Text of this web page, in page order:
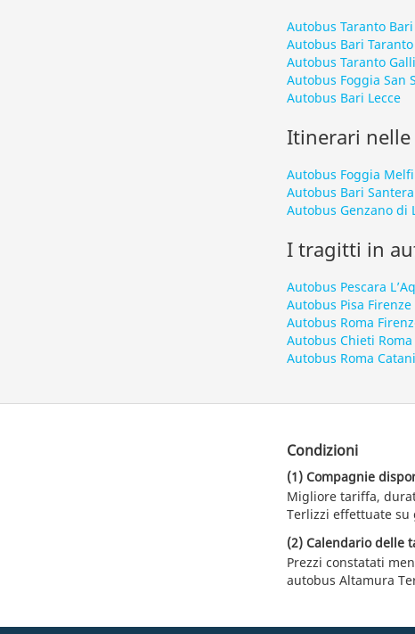
Autobus Taranto Bari
Autobus Bari Taranto
Autobus Taranto
Autobus Foggia San
Autobus Bari Lecce
Itinerari nelle
Autobus Foggia Melfi
Autobus Bari
Autobus Genzano di
I tragitti in
Autobus Pescara
Autobus Pisa Firenze
Autobus Roma
Autobus Chieti Roma
Autobus Roma
Condizioni
(1) Compagnie
Migliore tariffa,
Terlizzi effettuate
(2) Calendario delle
Prezzi constatati
autobus Altamura